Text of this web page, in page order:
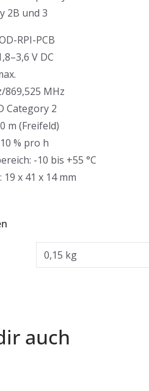
2B und 3
RPI-PCB
V DC
869,525 MHz
Category 2
m (Freifeld)
% pro h
-10 bis +55 °C
x 41 x 14 mm
0,15 kg
auch